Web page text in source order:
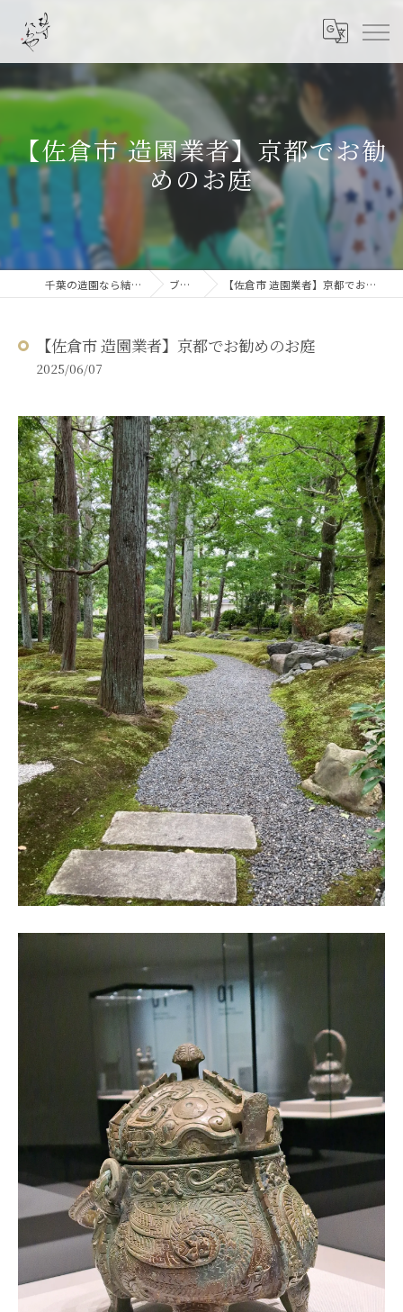
【佐倉市 造園業者】京都でお勧
めのお庭
千葉の造園なら結ニワ屋 ブログ 【佐倉市 造園業者】京都でお勧めのお庭
【佐倉市 造園業者】京都でお勧めのお庭
2025/06/07